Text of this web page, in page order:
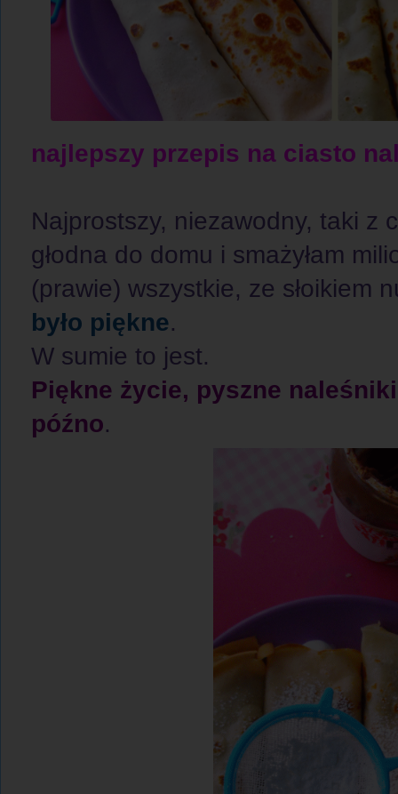
najlepszy przepis na ciasto
Najprostszy, niezawodny, taki z
głodna do domu i smażyłam
(prawie) wszystkie, ze słoikiem
było piękne.
W sumie to jest.
Piękne życie, pyszne
późno.